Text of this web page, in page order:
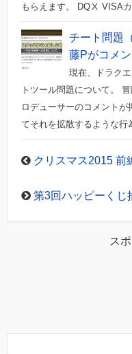
もらえます。 DQⅩ VISA
チート問題
藤Pがコメン
現在、ドラク
トツール問題について。
ロデューサーのコメント
てそれを拡散するような行
クリスマス2015 前
第3回ハッピーくじ
ス